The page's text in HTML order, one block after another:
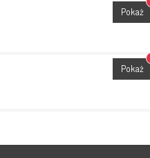
Pokaż
Pokaż